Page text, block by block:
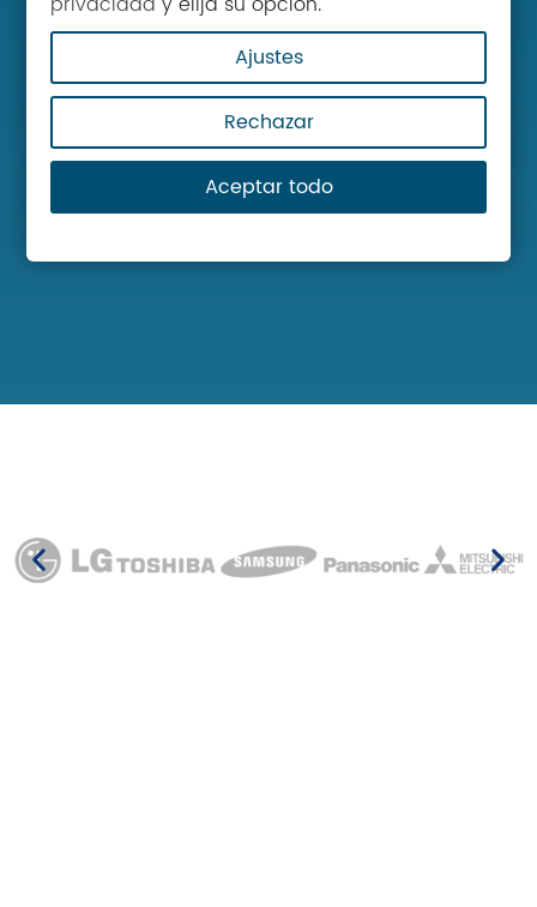
Ajustes
Rechazar
Aceptar todo